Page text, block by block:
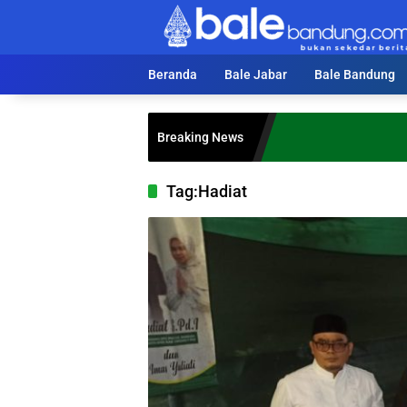
Beranda Bale Jabar Bale Bandung
Breaking News
Tag:Hadiat